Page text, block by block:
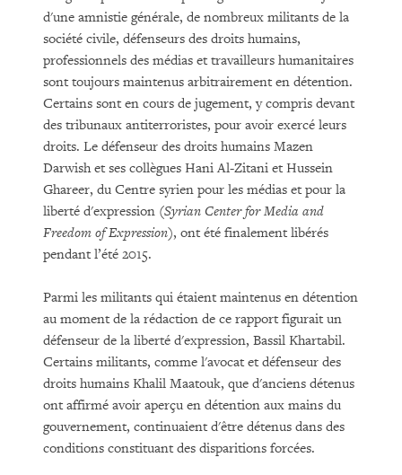
d'une amnistie générale, de nombreux militants de la
société civile, défenseurs des droits humains,
professionnels des médias et travailleurs humanitaires
sont toujours maintenus arbitrairement en détention.
Certains sont en cours de jugement, y compris devant
des tribunaux antiterroristes, pour avoir exercé leurs
droits. Le défenseur des droits humains Mazen
Darwish et ses collègues Hani Al-Zitani et Hussein
Ghareer, du Centre syrien pour les médias et pour la
liberté d'expression (Syrian Center for Media and
Freedom of Expression), ont été finalement libérés
pendant l’été 2015.
Parmi les militants qui étaient maintenus en détention
au moment de la rédaction de ce rapport figurait un
défenseur de la liberté d'expression, Bassil Khartabil.
Certains militants, comme l'avocat et défenseur des
droits humains Khalil Maatouk, que d'anciens détenus
ont affirmé avoir aperçu en détention aux mains du
gouvernement, continuaient d'être détenus dans des
conditions constituant des disparitions forcées.